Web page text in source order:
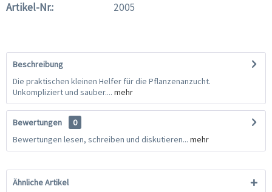
Artikel-Nr.: 2005
Beschreibung
Die praktischen kleinen Helfer für die Pflanzenanzucht.
Unkompliziert und sauber.... mehr
Bewertungen
0
Bewertungen lesen, schreiben und diskutieren... mehr
Ähnliche Artikel